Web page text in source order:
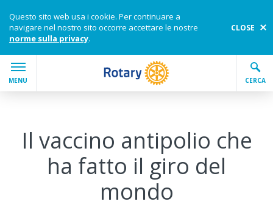
Questo sito web usa i cookie. Per continuare a
navigare nel nostro sito occorre accettare le nostre
norme sulla privacy.
CLOSE
Skip to main content
MAIN
MENU CERCA
Search Rotary.org
Chi siamo
Impegnati con noi
Il vaccino antipolio che
ha fatto il giro del
mondo